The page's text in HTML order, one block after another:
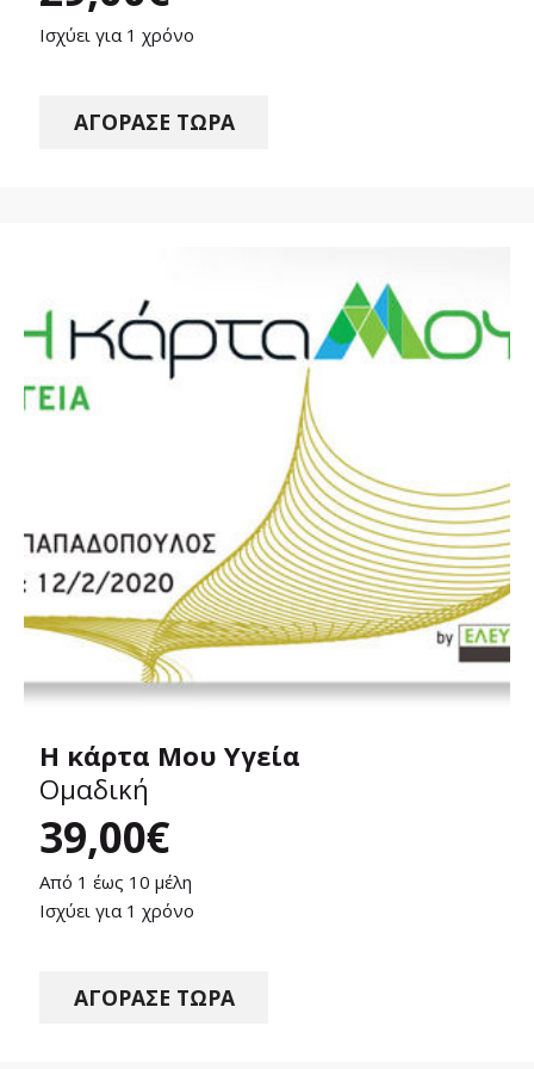
Ισχύει για 1 χρόνο
ΑΓΟΡΑΣΕ ΤΩΡΑ
H κάρτα Μου Υγεία
Ομαδική
39,00€
Από 1 έως 10 μέλη
Ισχύει για 1 χρόνο
ΑΓΟΡΑΣΕ ΤΩΡΑ